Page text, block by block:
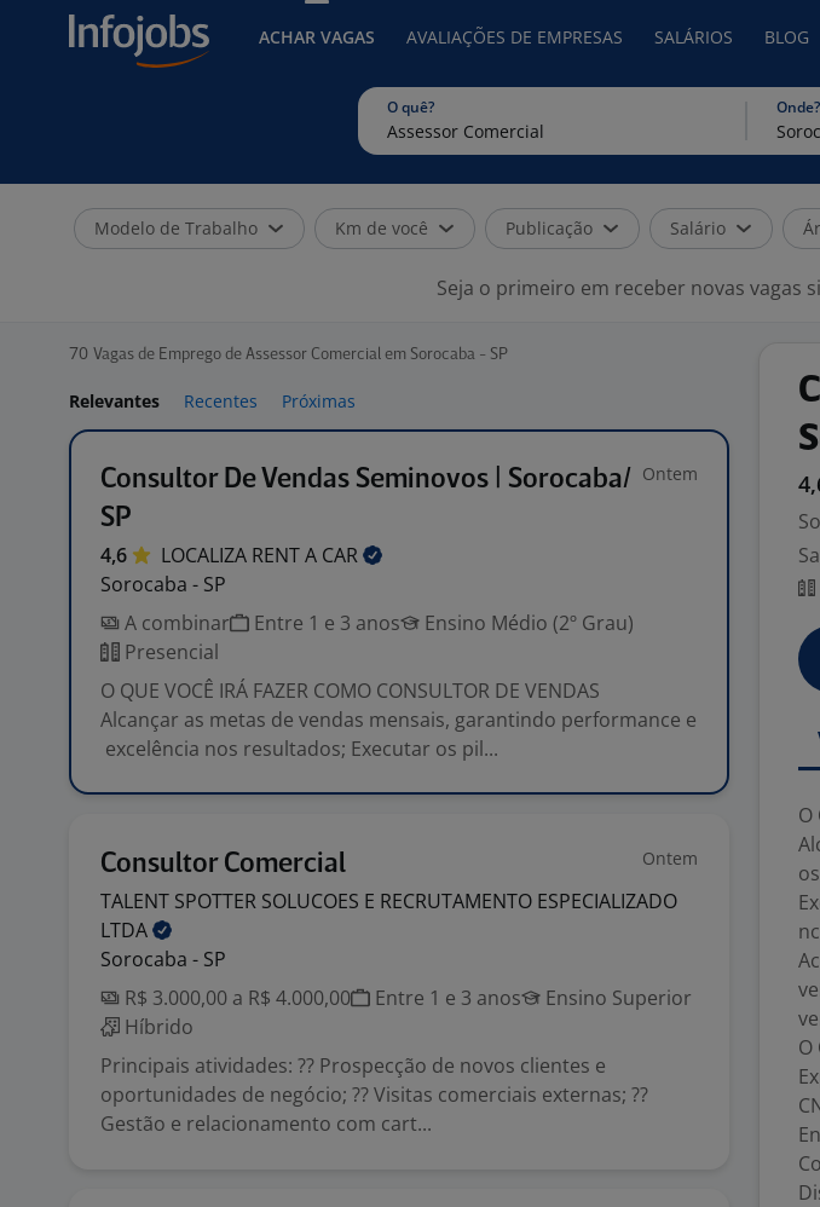
ACHAR VAGAS AVALIAÇÕES DE EMPRESAS SALÁRIOS BLOG
O quê? Onde?
Modelo de Trabalho Km de você Publicação Salário
Seja o primeiro em receber novas vagas
70 Vagas de Emprego de Assessor Comercial em Sorocaba - SP
Relevantes Recentes Próximas
Consultor De Vendas Seminovos | Sorocaba/
SP
Ontem
4,6 LOCALIZA RENT A CAR
Sorocaba - SP
A combinar
Entre 1 e 3 anos
Ensino Médio (2º Grau)
Presencial
O QUE VOCÊ IRÁ FAZER COMO CONSULTOR DE VENDAS
Alcançar as metas de vendas mensais, garantindo performance e
excelência nos resultados; Executar os pil...
Consultor Comercial Ontem
TALENT SPOTTER SOLUCOES E RECRUTAMENTO ESPECIALIZADO
LTDA
Sorocaba - SP
R$ 3.000,00 a R$ 4.000,00
Entre 1 e 3 anos
Ensino Superior
Híbrido
Principais atividades: ?? Prospecção de novos clientes e
oportunidades de negócio; ?? Visitas comerciais externas; ??
Gestão e relacionamento com cart...
O
O